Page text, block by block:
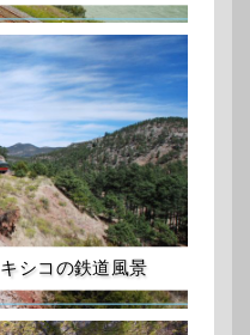
シコの鉄道風景